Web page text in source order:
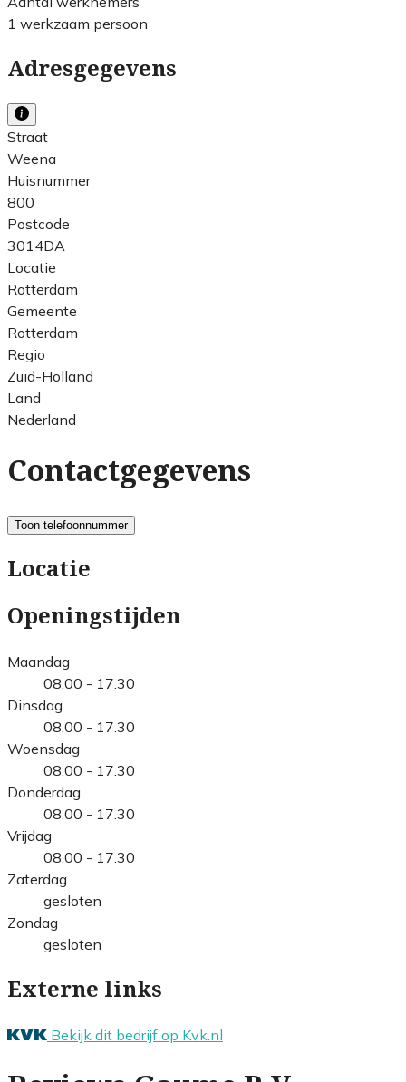
1 werkzaam persoon
Adresgegevens
Straat
Weena
Huisnummer
800
Postcode
3014DA
Locatie
Rotterdam
Gemeente
Rotterdam
Regio
Zuid-Holland
Land
Nederland
Contactgegevens
Toon telefoonnummer
Locatie
Openingstijden
Maandag
08.00 - 17.30
Dinsdag
08.00 - 17.30
Woensdag
08.00 - 17.30
Donderdag
08.00 - 17.30
Vrijdag
08.00 - 17.30
Zaterdag
gesloten
Zondag
gesloten
Externe links
Bekijk dit bedrijf op Kvk.nl